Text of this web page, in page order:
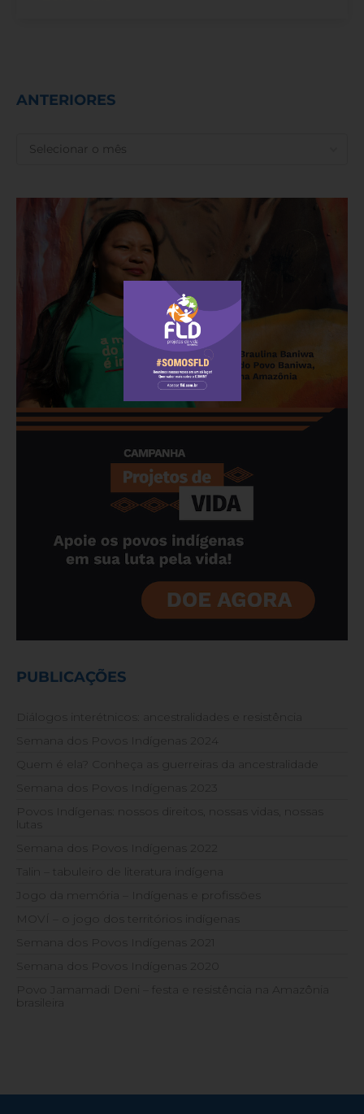
ANTERIORES
PUBLICAÇÕES
Diálogos interétnicos: ancestralidades e resistência
Semana dos Povos Indígenas 2024
Quem é ela? Conheça as guerreiras da ancestralidade
Semana dos Povos Indígenas 2023
Povos Indígenas: nossos direitos, nossas vidas, nossas
lutas
Semana dos Povos Indígenas 2022
Talin – tabuleiro de literatura indígena
Jogo da memória – Indígenas e profissões
MOVÍ – o jogo dos territórios indígenas
Semana dos Povos Indígenas 2021
Semana dos Povos Indígenas 2020
Povo Jamamadi Deni – festa e resistência na Amazônia
brasileira